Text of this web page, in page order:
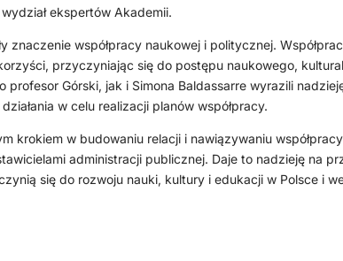
ekspertów Akademii.
znaczenie współpracy naukowej i politycznej.
przyczyniając się do postępu naukowego,
profesor Górski, jak i Simona Baldassarre wyrazili
w celu realizacji planów współpracy.
krokiem w budowaniu relacji i nawiązywaniu
administracji publicznej. Daje to nadzieję na
się do rozwoju nauki, kultury i edukacji w Polsce i